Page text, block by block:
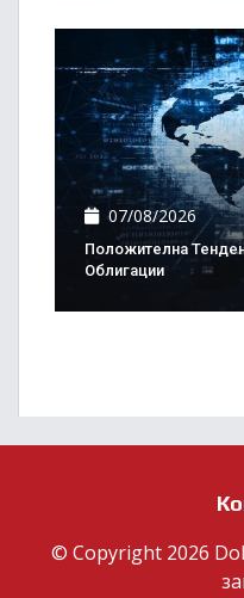
07/08/2026
Положителна
Облигации
© Copyright 2026